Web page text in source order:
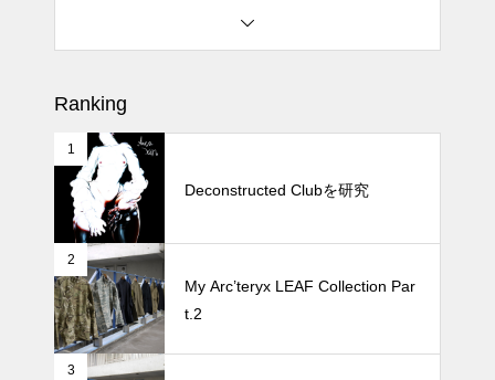
oyamaでメンテナンス 2026
プ 2026
Ranking
1
Deconstructed Clubを研究
2
My Arc’teryx LEAF Collection Par
t.2
3